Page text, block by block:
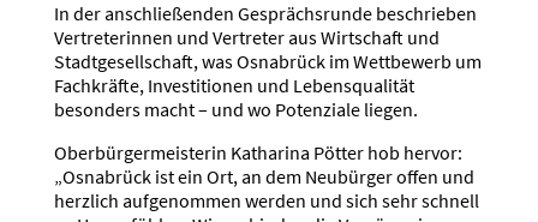
In der anschließenden Gesprächsrunde beschrieben
Vertreterinnen und Vertreter aus Wirtschaft und
Stadtgesellschaft, was Osnabrück im Wettbewerb um
Fachkräfte, Investitionen und Lebensqualität
besonders macht – und wo Potenziale liegen.
Oberbürgermeisterin Katharina Pötter hob hervor:
„Osnabrück ist ein Ort, an dem Neubürger offen und
herzlich aufgenommen werden und sich sehr schnell